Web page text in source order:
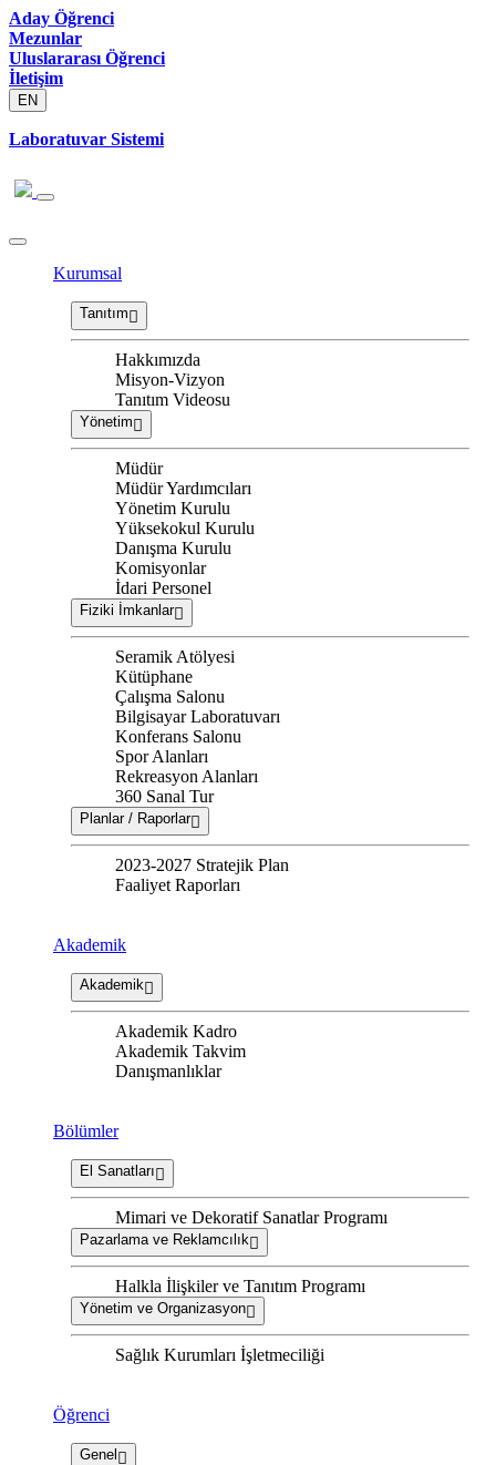
Aday Öğrenci
Mezunlar
Uluslararası Öğrenci
İletişim
EN
Laboratuvar Sistemi
Kurumsal
Tanıtım
Hakkımızda
Misyon-Vizyon
Tanıtım Videosu
Yönetim
Müdür
Müdür Yardımcıları
Yönetim Kurulu
Yüksekokul Kurulu
Danışma Kurulu
Komisyonlar
İdari Personel
Fiziki İmkanlar
Seramik Atölyesi
Kütüphane
Çalışma Salonu
Bilgisayar Laboratuvarı
Konferans Salonu
Spor Alanları
Rekreasyon Alanları
360 Sanal Tur
Planlar / Raporlar
2023-2027 Stratejik Plan
Faaliyet Raporları
Akademik
Akademik
Akademik Kadro
Akademik Takvim
Danışmanlıklar
Bölümler
El Sanatları
Mimari ve Dekoratif Sanatlar Programı
Pazarlama ve Reklamcılık
Halkla İlişkiler ve Tanıtım Programı
Yönetim ve Organizasyon
Sağlık Kurumları İşletmeciliği
Öğrenci
Genel